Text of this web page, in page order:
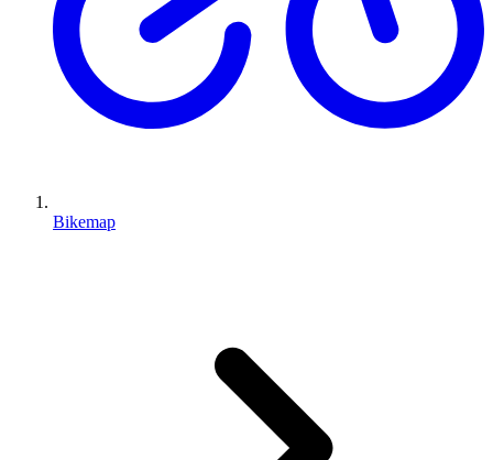
Bikemap